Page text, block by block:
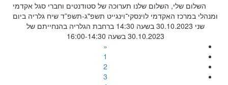
השלום שלי, השלום שלנו תערוכה של סטודנטים וחברי סגל אקדמי
ומנהלי במרכז האקדמי לוינסקי־וינגייט תשפ"ג-תשפ”ד שיח גלריה ביום
שני 30.10.2023 בשעה 14:30 ברחבת הגלריה בהנחייתם של
30.10.2023 בשעה 16:00-14:30
«
1
2
3